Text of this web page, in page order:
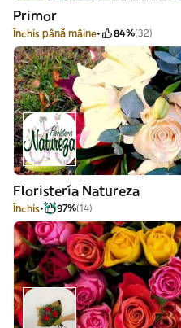
Primor
Închis până mâine 84%(32)
Floristería Natureza
Închis 97%(14)